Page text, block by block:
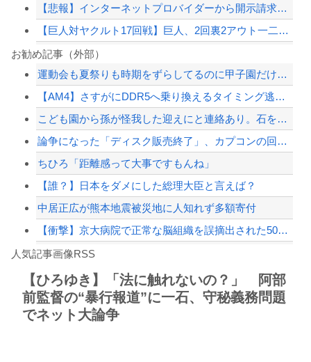
【悲報】インターネットプロバイダーから開示請求が届いた…
【巨人対ヤクルト17回戦】巨人、2回裏2アウト一二塁から浦田のタイムリーで同点に...
京大病院、手術ミスで50代女性患者を「植物状態」に 脳腫瘍摘出手術で腫瘍の無い部...
ジャンポケ斎藤と代理人のやりとり、「地獄すぎて完全にコントになってる……」と衝撃...
「外国人受け入れ反対」大幅増 若い世代で多く
【配信者】「金バエ」のSNS更新が1週間途絶え、様々な憶測が飛び交う。1週間ぶり...
Powered by livedoor 相互RSS
お勧め記事（外部）
運動会も夏祭りも時期をずらしてるのに甲子園だけ変わらないのね
【AM4】さすがにDDR5へ乗り換えるタイミング逃し感が半端ない
こども園から孫が怪我した迎えにと連絡あり。石をどかしてミミズ集め足の上に石を落と...
論争になった「ディスク販売終了」、カプコンの回答と衝撃の詳細がコチラ・・・「え？...
ちひろ「距離感って大事ですもんね」
【誰？】日本をダメにした総理大臣と言えば？
中居正広が熊本地震被災地に人知れず多額寄付
【衝撃】京大病院で正常な脳組織を誤摘出された50代女性、手足も動かせず自発呼吸も...
寺田心さん(18)、筋トレした結果無事かわいくなる
【動画】これはお見事。中国重慶市で珍しい事故が撮影される。
8/4のニュース
人気記事画像RSS
【ひろゆき】「法に触れないの？」 阿部
前監督の“暴行報道”に一石、守秘義務問題
でネット大論争